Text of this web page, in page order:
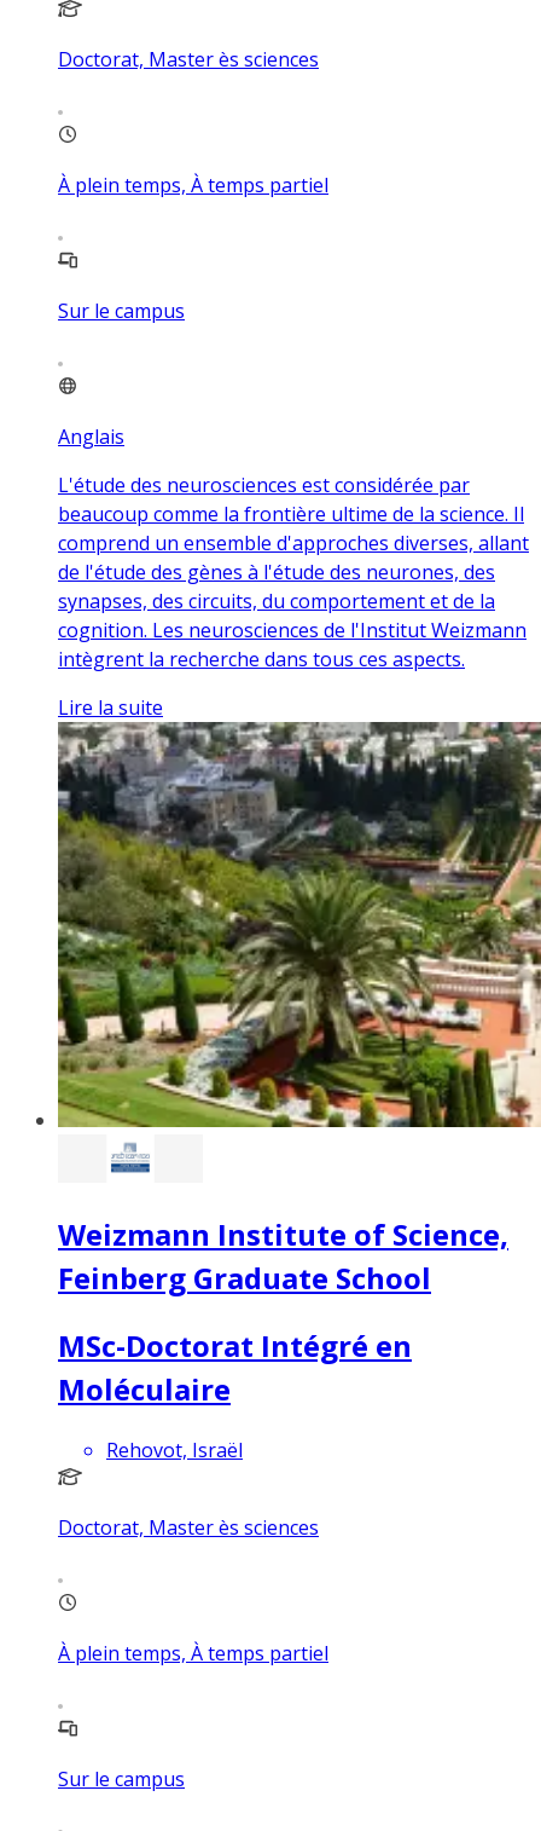
Doctorat, Master ès sciences
À plein temps, À temps partiel
Sur le campus
Anglais
L'étude des neurosciences est considérée par
beaucoup comme la frontière ultime de la science. Il
comprend un ensemble d'approches diverses, allant
de l'étude des gènes à l'étude des neurones, des
synapses, des circuits, du comportement et de la
cognition. Les neurosciences de l'Institut Weizmann
intègrent la recherche dans tous ces aspects.
Lire la suite
Weizmann Institute of Science,
Feinberg Graduate School
MSc-Doctorat Intégré en
Moléculaire
Rehovot, Israël
Doctorat, Master ès sciences
À plein temps, À temps partiel
Sur le campus